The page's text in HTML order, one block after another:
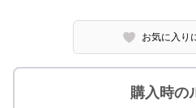
お気に入り
購入時の